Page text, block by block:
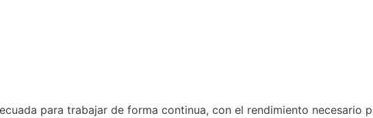
para trabajar de forma continua, con el rendimiento necesario